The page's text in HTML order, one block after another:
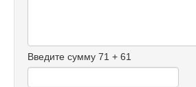
-
-
Введите сумму 71 + 61